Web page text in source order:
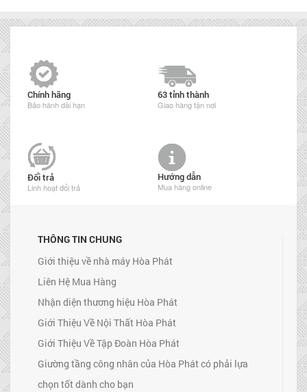
Chính hãng
Bảo hành dài hạn
63 tỉnh thành
Giao hàng tận nơi
Đổi trả
Linh hoạt đổi trả
Hướng dẫn
Mua hàng online
THÔNG TIN CHUNG
Giới thiệu về nhà máy Hòa Phát
Liên Hệ Mua Hàng
Nhận diện thương hiệu Hòa Phát
Giới Thiệu Về Nội Thất Hòa Phát
Giới Thiệu Về Tập Đoàn Hòa Phát
Giường tầng công nhân của Hòa Phát có phải lựa
chọn tốt dành cho bạn